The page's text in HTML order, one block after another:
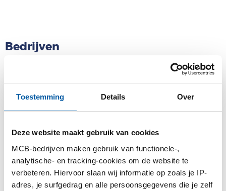
Toestemming Details Over
Deze website maakt gebruik van cookies
MCB-bedrijven maken gebruik van functionele-,
analytische- en tracking-cookies om de website te
verbeteren. Hiervoor slaan wij informatie op zoals je IP-
adres, je surfgedrag en alle persoonsgegevens die je zelf
Bedrijven
MCB Specials
MCB Direct
MetaalService